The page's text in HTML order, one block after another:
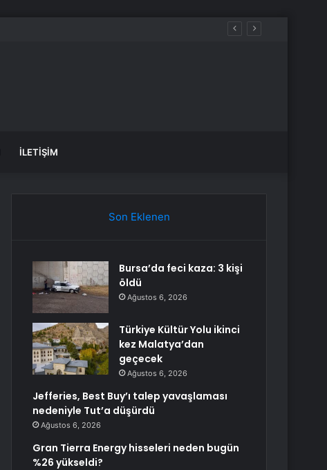
İLETIŞIM
Son Eklenen
Bursa’da feci kaza: 3 kişi
öldü
Ağustos 6, 2026
Türkiye Kültür Yolu ikinci
kez Malatya’dan
geçecek
Ağustos 6, 2026
Jefferies, Best Buy’ı talep yavaşlaması
nedeniyle Tut’a düşürdü
Ağustos 6, 2026
Gran Tierra Energy hisseleri neden bugün
%26 yükseldi?